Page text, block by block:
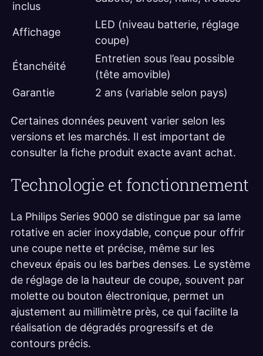
inclus
Affichage
LED (niveau batterie, réglage
coupe)
Étanchéité
Entretien sous l’eau possible
(tête amovible)
Garantie
2 ans (variable selon pays)
Certaines données peuvent varier selon les
versions et les marchés. Il est important de
consulter la fiche produit exacte avant achat.
Technologie et fonctionnement
La Philips Series 9000 se distingue par sa lame
rotative en acier inoxydable, conçue pour offrir
une coupe nette et précise, même sur les
cheveux épais ou les barbes denses. Le système
de réglage de la hauteur de coupe, souvent par
molette ou bouton électronique, permet un
ajustement au millimètre près, ce qui facilite la
réalisation de dégradés progressifs et de
contours précis.